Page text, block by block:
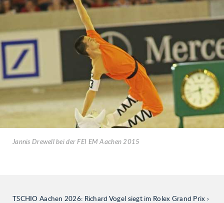
Jannis Drewell bei der FEI EM Aachen 2015
TSCHIO Aachen 2026: Richard Vogel siegt im Rolex Grand Prix